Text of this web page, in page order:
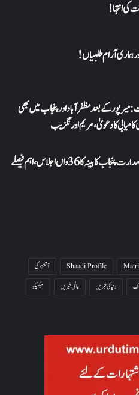
انتہا !
آرام طلبیاں!
میرپور کے بعد مظفرآباد اور پنجاب میں بھی
کا دعویٰ، مریم اورنگزیب
مریم نواز کی زیر صدارت پنجاب کابینہ کا 36واں اجلاس،اہم فیصلے
Shaadi Profile
آتشزدگی
دنیا کی خبریں عالمی خبریں
میکسیکو